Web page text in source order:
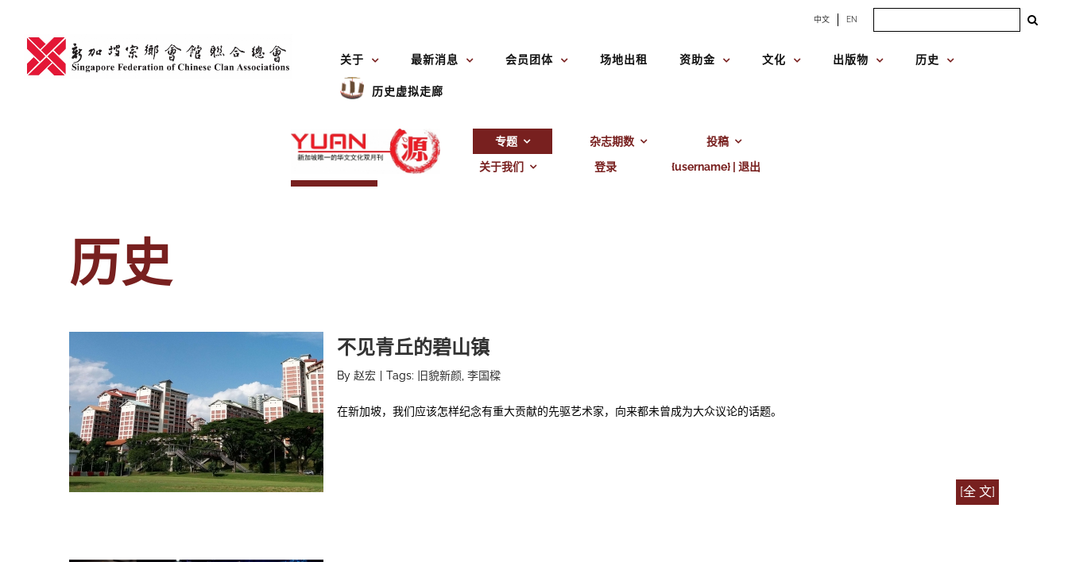
content
中文 EN
关于
最新消息 会员团体 场地出租 资助金 文化 出版物 历史
历史虚拟走廊
专题 杂志期数
投稿
关于我们
登录 {username} | 退出
历史
不见青丘的碧山镇
By 赵宏 Tags: 旧貌新颜 李国樑
在新加坡，我们应该怎样纪念有重大贡献的先驱艺术家，向来都未曾成为大众议论的话题。
[全 文]